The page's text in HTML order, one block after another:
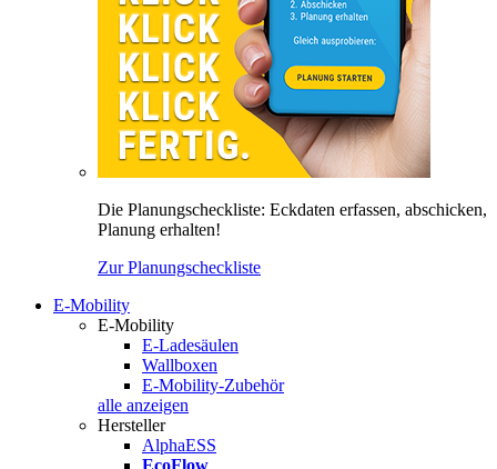
Die Planungscheckliste: Eckdaten erfassen, abschicken,
Planung erhalten!
Zur Planungscheckliste
E-Mobility
E-Mobility
E-Ladesäulen
Wallboxen
E-Mobility-Zubehör
alle anzeigen
Hersteller
AlphaESS
EcoFlow